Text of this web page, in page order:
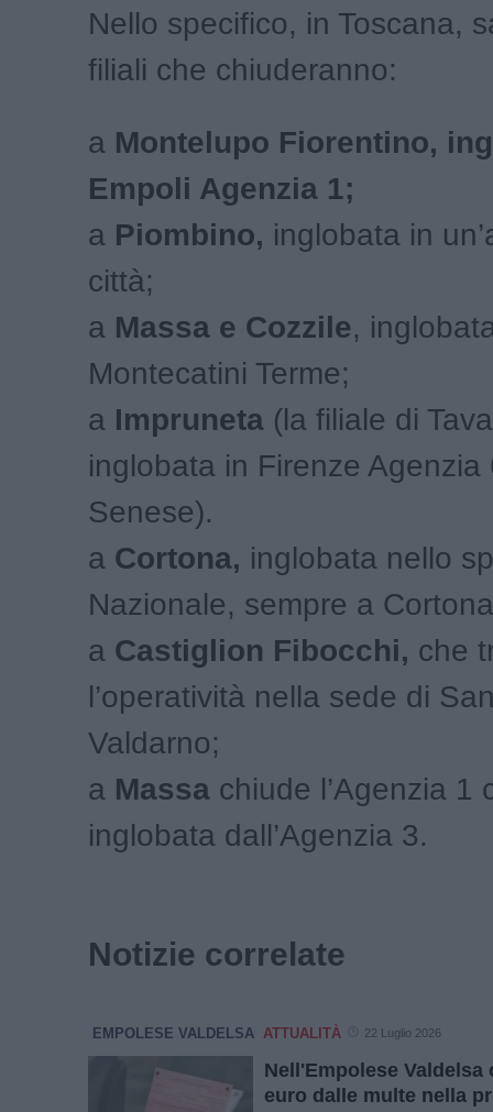
Nello specifico, in Toscana,
filiali che chiuderanno:
a Montelupo Fiorentino,
Empoli Agenzia 1;
a Piombino, inglobata in
città;
a Massa e Cozzile,
Montecatini Terme;
a Impruneta (la filiale di
inglobata in Firenze Agenzia
Senese).
a Cortona, inglobata nello
Nazionale, sempre a
a Castiglion Fibocchi, che
l’operatività nella sede di
Valdarno;
a Massa chiude l’Agenzia 1
inglobata dall’Agenzia 3.
Notizie correlate
EMPOLESE VALDELSA ATTUALITÀ 22 Luglio 2026
Nell'Empolese
euro dalle multe nella